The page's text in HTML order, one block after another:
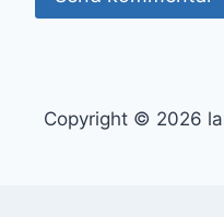
Copyright © 2026